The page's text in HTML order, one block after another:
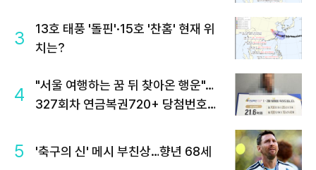
3
13호 태풍 '돌핀'·15호 '찬홈' 현재 위
치는?
4
"서울 여행하는 꿈 뒤 찾아온 행운"…
327회차 연금복권720+ 당첨번호조
5 '축구의 신' 메시 부친상…향년 68세